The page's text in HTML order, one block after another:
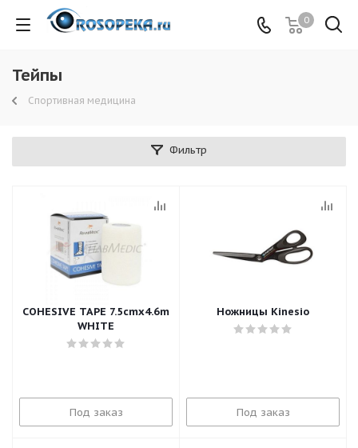
0
Тейпы
Спортивная медицина
Фильтр
COHESIVE TAPE 7.5cmx4.6m
WHITE
Под заказ
Ножницы Kinesio
Под заказ